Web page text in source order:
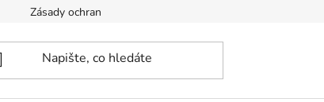
Zásady ochrany osobních údajů